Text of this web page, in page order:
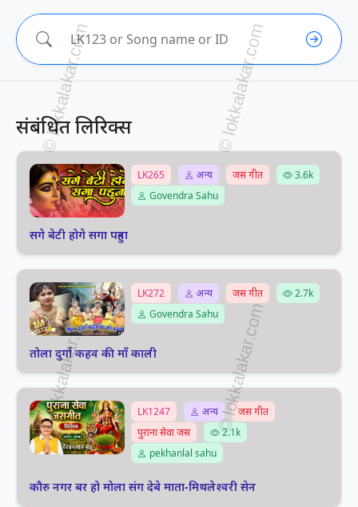
संबंधित लिरिक्स
LK265 अन्य जस गीत
3.6k
Govendra Sahu
सगे बेटी होगे सगा पहुना
LK272 अन्य जस गीत
2.7k
Govendra Sahu
तोला दुर्गा कहव की माँ काली
LK1247 अन्य
जस गीत
पुराना सेवा जस
2.1k
pekhanlal sahu
कौरु नगर बर हो मोला संग देबे माता-मिथलेश्वरी सेन